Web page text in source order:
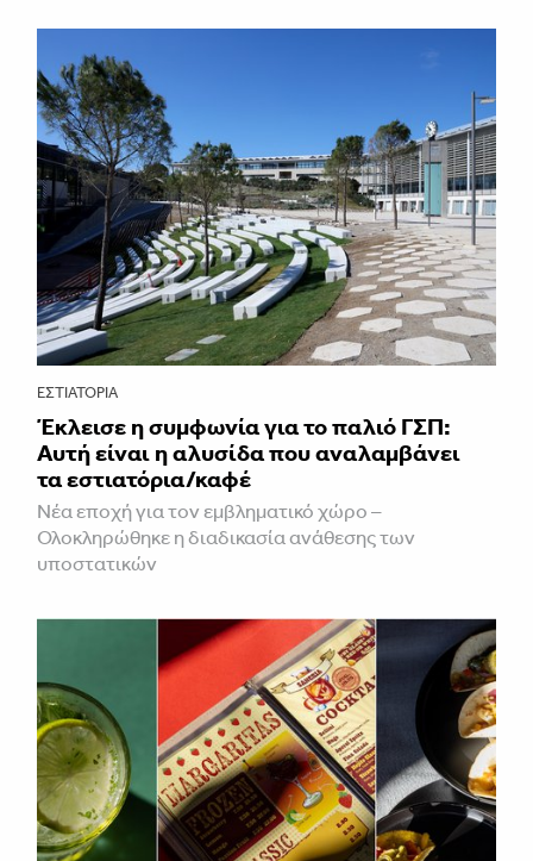
ΕΣΤΙΑΤΌΡΙΑ
Έκλεισε η συμφωνία για το παλιό ΓΣΠ:
Αυτή είναι η αλυσίδα που αναλαμβάνει
τα εστιατόρια/καφέ
Νέα εποχή για τον εμβληματικό χώρο –
Ολοκληρώθηκε η διαδικασία ανάθεσης των
υποστατικών